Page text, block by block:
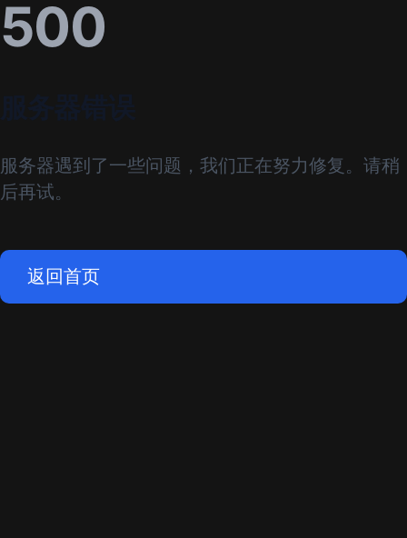
500
服务器遇到了一些问题，我们正在努力修复。请稍
后再试。
返回首页